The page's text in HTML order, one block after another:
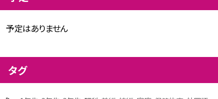
予定はありません
タグ